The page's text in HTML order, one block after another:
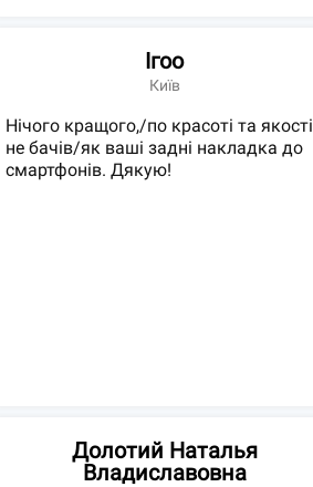
Ігоо
Київ
Нічого кращого,/по красоті та якості
не бачів/як ваші задні накладка до
смартфонів. Дякую!
Долотий Наталья
Владиславовна